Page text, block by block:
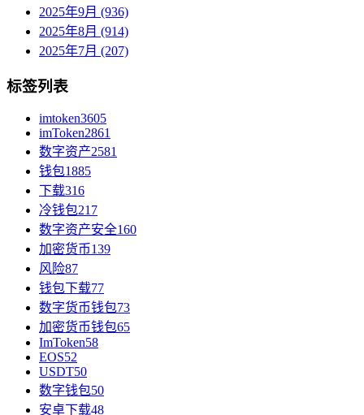
2025年9月 (936)
2025年8月 (914)
2025年7月 (207)
标签列表
imtoken3605
imToken2861
数字资产2581
钱包1885
下载316
冷钱包217
数字资产安全160
加密货币139
风险87
钱包下载77
数字货币钱包73
加密货币钱包65
ImToken58
EOS52
USDT50
数字钱包50
安卓下载48